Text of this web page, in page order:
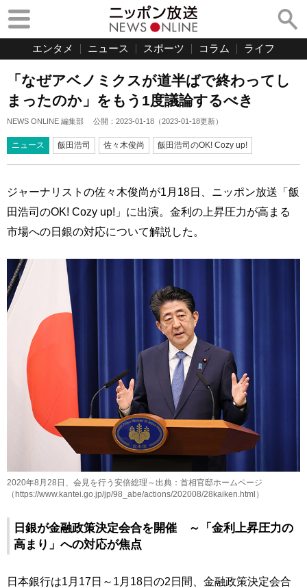
エンタメ ニュース スポーツ コラム ライフ
「なぜアベノミクスが道半ばで終わってし
まったのか」をもう1度議論するべき
NEWS ONLINE 編集部 公開： 2023-01-18 （2023-01-18更新）
ニュース 飯田浩司 佐々木俊尚 飯田浩司のOK! Cozy up!
ジャーナリストの佐々木俊尚が1月18日、ニッポン放送「飯
田浩司のOK! Cozy up!」に出演。金利の上昇圧力が高まる
市場への日銀の対応について解説した。
2020年8月28日、会見を行う安倍総理～出典：首相官邸ホームページ
（https://www.kantei.go.jp/jp/98_abe/actions/202008/28kaiken.html）
日銀が金融政策決定会合を開催 ～「金利上昇圧力の
高まり」への対応が焦点
日本銀行は1月17日～1月18日の2日間、金融政策決定会合